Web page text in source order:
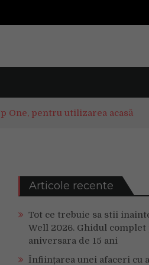
One, pentru utilizarea acasă
Articole recente
Tot ce trebuie sa stii
Well 2026. Ghidul
aniversara de 15 ani
Înființarea unei afaceri cu